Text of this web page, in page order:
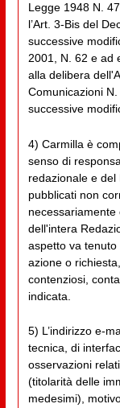
Legge 1948 N.
l’Art. 3-Bis del
successive
2001, N. 62 e ad
alla delibera
Comunicazioni
successive
4) Carmilla è
senso di
redazionale e
pubblicati non
dell'intera
aspetto va
azione o
contenziosi,
indicata.
5) L’indirizzo e-
tecnica, di
osservazioni
(titolarità delle
medesimi),